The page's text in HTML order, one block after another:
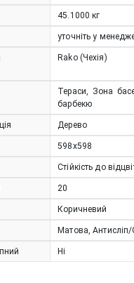
45.1000 кг
уточніть у
Rako (Чехія)
Тераси, Зона
барбекю
Дерево
598x598
Стійкість до
20
Коричневий
Матова, Антисліп/
Ні